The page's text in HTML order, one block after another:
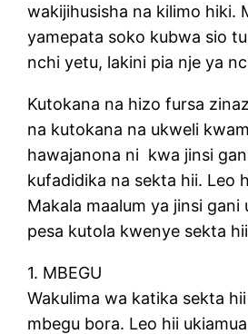
wakijihusisha na kilimo hiki.
yamepata soko kubwa sio
nchi yetu, lakini pia nje ya
Kutokana na hizo fursa
na kutokana na ukweli
hawajanona ni kwa jinsi
kufadidika na sekta hii. Leo
Makala maalum ya jinsi gani
pesa kutola kwenye sekta
1. MBEGU
Wakulima wa katika sekta
mbegu bora. Leo hii